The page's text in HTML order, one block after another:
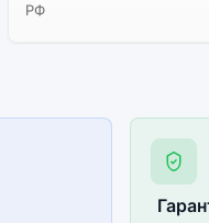
РФ